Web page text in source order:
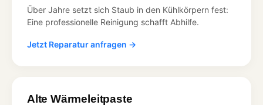
Über Jahre setzt sich Staub in den Kühlkörpern fest:
Eine professionelle Reinigung schafft Abhilfe.
Jetzt Reparatur anfragen →
Alte Wärmeleitpaste